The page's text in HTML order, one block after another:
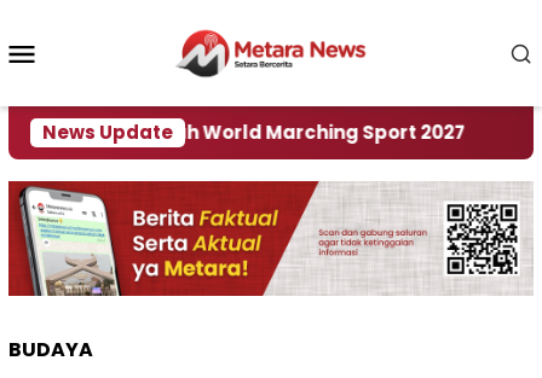
konten
News Update
Tuan Rumah World Marching Sport 2027
BUDAYA